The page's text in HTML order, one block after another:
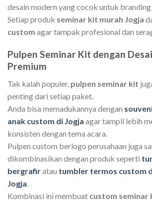
desain modern yang cocok untuk branding
Setiap produk seminar kit murah Jogja
custom agar tampak profesional dan
Pulpen Seminar Kit dengan
Premium
Tak kalah populer, pulpen seminar kit
penting dari setiap paket.
Anda bisa memadukannya dengan
anak custom di Jogja agar tampil lebih
konsisten dengan tema acara.
Pulpen custom berlogo perusahaan juga
dikombinasikan dengan produk seperti
bergrafiratau tumbler termos custom
Jogja
Kombinasi ini membuat custom seminar